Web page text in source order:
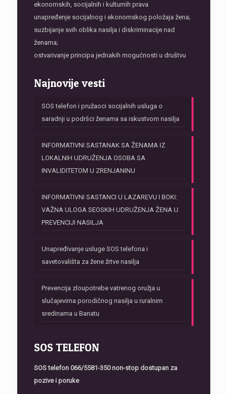
ekonomskih, socijalnih i kulturnih prava
unapređenje socijalnog i ekonomskog položaja žena;
suzbijanje svih oblika nasilja i diskriminacije nad
ženama;
ostvarivanje principa jednakih mogućnosti u društvu
Najnovije vesti
SOS telefon i pružaoci socijalnih usluga o
saradnji u podršci ženama sa iskustvom nasilja
INFORMATIVNI SASTANAK SA ŽENAMA IZ
LOKALNIH UDRUŽENJA OSOBA SA
INVALIDITETOM U ZRENJANINU
INFORMATIVNI SASTANCI U LAZAREVU I BOKI:
VAŽNA ULOGA SEOSKIH UDRUŽENJA ŽENA U
PREVENCIJI NASILJA
Unapređivanje usluge SOS telefona i
savetovališta za žene žrtve nasilja
Prevencija zloupotrebe vatrenog oružja u
slučajevima porodičnog nasilja u ruralnim
sredinama u Banatu
SOS TELEFON
SOS telefon 066/5581-350 non-stop dostupan za
pozive i poruke